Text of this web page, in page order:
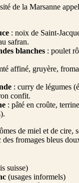
de la Marsanne
: noix de Saint-
safran.
blanches : poulet
affiné, gruyère,
: curry de légumes
confit.
: pâté en croûte,
de miel et de cire,
des fromages bleus
suisse)
(usages informels)